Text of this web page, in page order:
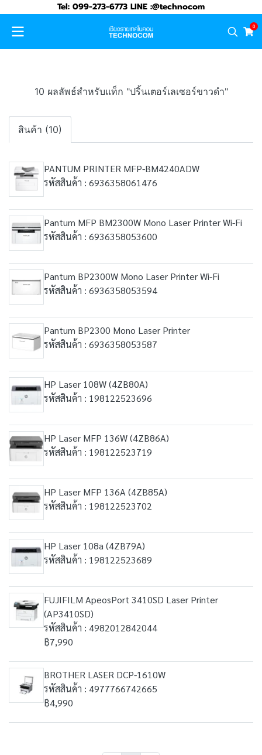
Tel: 099-273-6773 LINE :@technocom
0
10 ผลลัพธ์สำหรับแท็ก "ปริ้นเตอร์เลเซอร์ขาวดำ"
สินค้า (10)
PANTUM PRINTER MFP-BM4240ADW
รหัสสินค้า : 6936358061476
Pantum MFP BM2300W Mono Laser Printer Wi-Fi
รหัสสินค้า : 6936358053600
Pantum BP2300W Mono Laser Printer Wi-Fi
รหัสสินค้า : 6936358053594
Pantum BP2300 Mono Laser Printer
รหัสสินค้า : 6936358053587
HP Laser 108W (4ZB80A)
รหัสสินค้า : 198122523696
HP Laser MFP 136W (4ZB86A)
รหัสสินค้า : 198122523719
HP Laser MFP 136A (4ZB85A)
รหัสสินค้า : 198122523702
HP Laser 108a (4ZB79A)
รหัสสินค้า : 198122523689
FUJIFILM ApeosPort 3410SD Laser Printer
(AP3410SD)
รหัสสินค้า : 4982012842044
฿7,990
BROTHER LASER DCP-1610W
รหัสสินค้า : 4977766742665
฿4,990